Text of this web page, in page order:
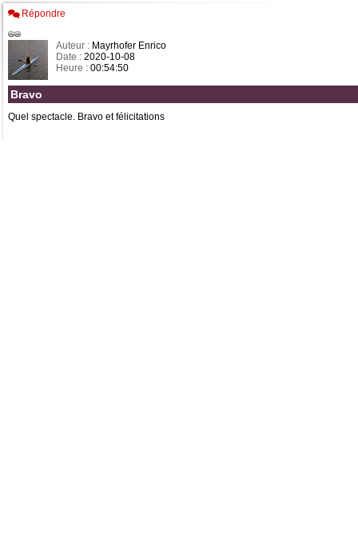
Répondre
Auteur : Mayrhofer Enrico
Date : 2020-10-08
Heure : 00:54:50
Bravo
Quel spectacle. Bravo et félicitations